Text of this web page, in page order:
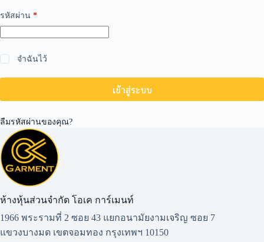
รหัสผ่าน *
t
r
a
v
e
จำฉันไว้
เข้าสู่ระบบ
ลืมรหัสผ่านของคุณ?
ห้างหุ้นส่วนจำกัด โอเค การ์เมนท์​
1966 พระรามที่ 2 ซอย 43 แยกอนามัยงามเจริญ ซอย 7
แขวงบางมด เขตจอมทอง กรุงเทพฯ 10150